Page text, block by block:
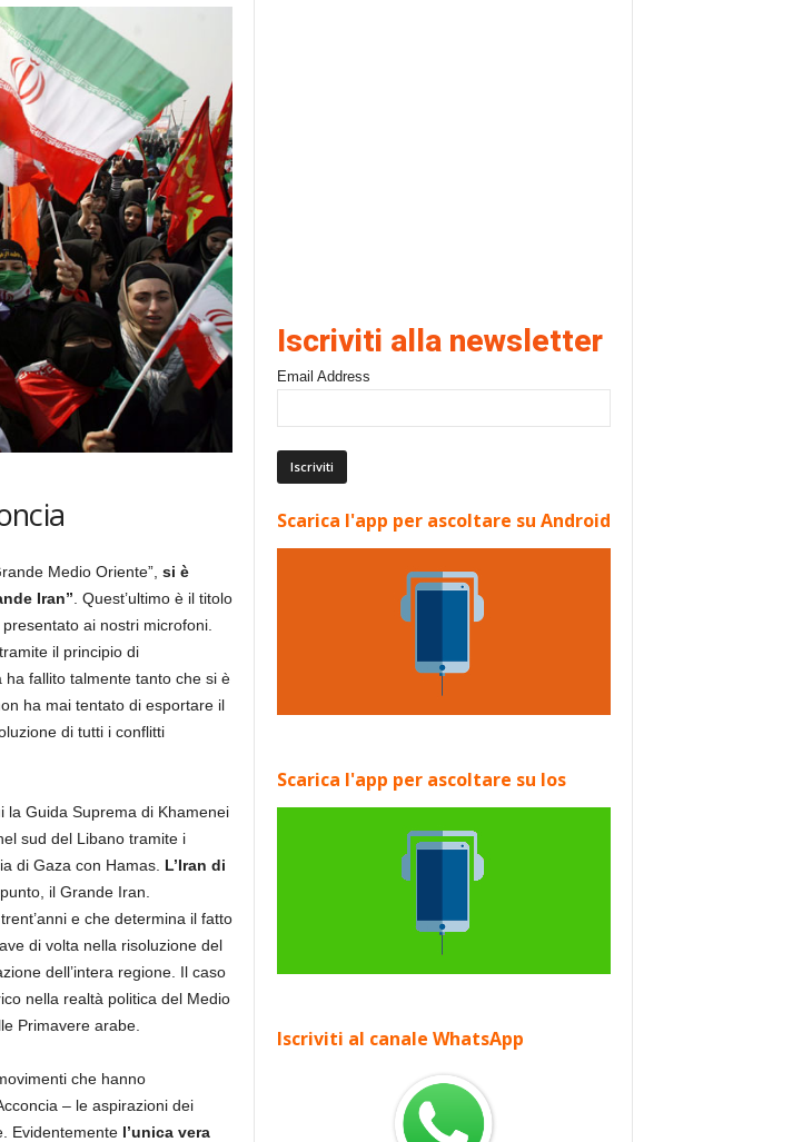
Medio Oriente”, si è
Iran” . Quest’ultimo è il titolo
ai nostri microfoni.
il principio di
fallito talmente tanto che si è
ha mai tentato di esportare il
di tutti i conflitti
la Guida Suprema di Khamenei
sud del Libano tramite i
di Gaza con Hamas. L’Iran di
il Grande Iran.
e che determina il fatto
di volta nella risoluzione del
dell’intera regione. Il caso
nella realtà politica del Medio
Primavere arabe.
che hanno
– le aspirazioni dei
Evidentemente l’unica vera
Iscriviti alla newsletter
Email Address
Scarica l'app per ascoltare su Android
Scarica l'app per ascoltare su Ios
Iscriviti al canale WhatsApp